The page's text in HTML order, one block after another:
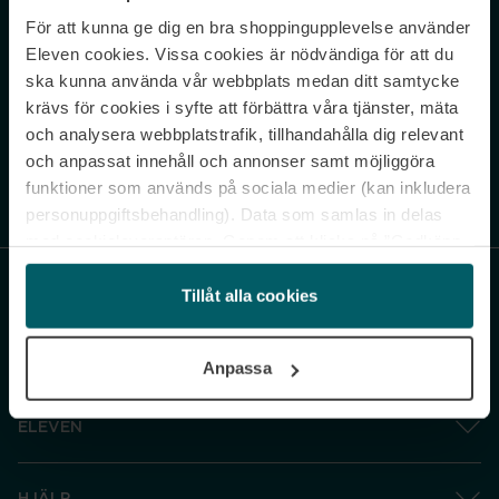
För att kunna ge dig en bra shoppingupplevelse använder
Eleven cookies. Vissa cookies är nödvändiga för att du
ska kunna använda vår webbplats medan ditt samtycke
krävs för cookies i syfte att förbättra våra tjänster, mäta
och analysera webbplatstrafik, tillhandahålla dig relevant
och anpassat innehåll och annonser samt möjliggöra
funktioner som används på sociala medier (kan inkludera
personuppgiftsbehandling). Data som samlas in delas
och gå vidare” accepterar du samtliga cookies medan du
under ”Inställningar” kan anpassa användningen av
cookies. Du kan återkalla ditt samtycke när som helst.
Tillåt alla cookies
Anpassa
Never miss a beat.
Sign up to our newsletter.
Genom att prenumerera accepterar du vår Integritetspolicy. Avprenumerera
ELEVEN